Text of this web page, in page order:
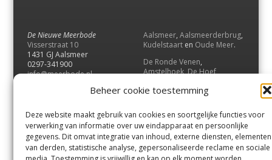
Beheer cookie toestemming
Deze website maakt gebruik van cookies en soortgelijke functies voor
verwerking van informatie over uw eindapparaat en persoonlijke
gegevens. Dit omvat integratie van inhoud, externe diensten, elementen
van derden, statistische analyse, gepersonaliseerde reclame en sociale
De Nieuwe Meerbode
Visserstraat 10
1431 GJ Aalsmeer
0297-341900
info@meerbode.nl
Aalsmeer, Aalsmeerderbrug,
Kudelstaart en Oude Meer.
De Ronde Venen,
Amstelhoek,De Hoef,
Vrouwenakker,Waverveen
UithoornenDe Kwakel.
Contact